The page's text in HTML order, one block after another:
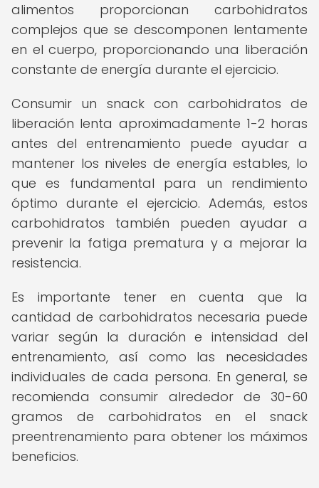
alimentos proporcionan carbohidratos
complejos que se descomponen lentamente
en el cuerpo, proporcionando una liberación
constante de energía durante el ejercicio.
Consumir un snack con carbohidratos de
liberación lenta aproximadamente 1-2 horas
antes del entrenamiento puede ayudar a
mantener los niveles de energía estables, lo
que es fundamental para un rendimiento
óptimo durante el ejercicio. Además, estos
carbohidratos también pueden ayudar a
prevenir la fatiga prematura y a mejorar la
resistencia.
Es importante tener en cuenta que la
cantidad de carbohidratos necesaria puede
variar según la duración e intensidad del
entrenamiento, así como las necesidades
individuales de cada persona. En general, se
recomienda consumir alrededor de 30-60
gramos de carbohidratos en el snack
preentrenamiento para obtener los máximos
beneficios.